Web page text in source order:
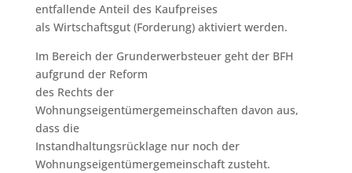
entfallende Anteil des Kaufpreises
als Wirtschaftsgut (Forderung) aktiviert werden.
Im Bereich der Grunderwerbsteuer geht der BFH
aufgrund der Reform
des Rechts der
Wohnungseigentümergemeinschaften davon aus,
dass die
Instandhaltungsrücklage nur noch der
Wohnungseigentümergemeinschaft zusteht.